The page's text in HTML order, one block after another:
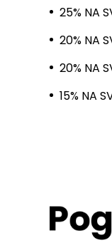
25% NA
20% NA
20% NA
15% NA